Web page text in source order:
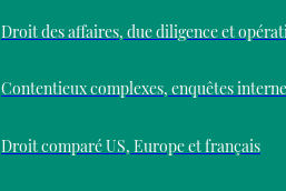
Droit des affaires, due diligence et
Contentieux complexes, enquêtes
Droit comparé US, Europe et français